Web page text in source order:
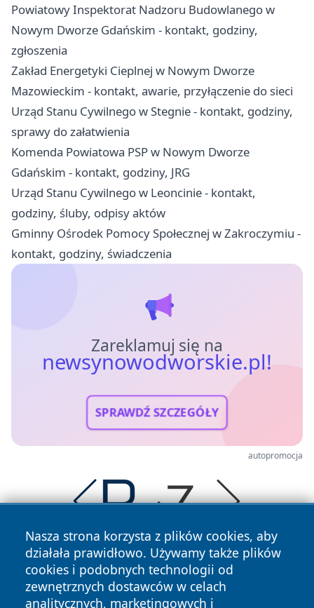
Powiatowy Inspektorat Nadzoru Budowlanego w
Nowym Dworze Gdańskim - kontakt, godziny,
zgłoszenia
Zakład Energetyki Cieplnej w Nowym Dworze
Mazowieckim - kontakt, awarie, przyłączenie do sieci
Urząd Stanu Cywilnego w Stegnie - kontakt, godziny,
sprawy do załatwienia
Komenda Powiatowa PSP w Nowym Dworze
Gdańskim - kontakt, godziny, JRG
Urząd Stanu Cywilnego w Leoncinie - kontakt,
godziny, śluby, odpisy aktów
Gminny Ośrodek Pomocy Społecznej w Zakroczymiu -
kontakt, godziny, świadczenia
Zareklamuj się na
newsynowodworskie.pl!
SPRAWDŹ SZCZEGÓŁY
autopromocja
Nasza strona korzysta z plików cookies, aby
działała prawidłowo. Używamy także plików
cookies i podobnych technologii od
zewnętrznych dostawców w celach
analitycznych, marketingowych i